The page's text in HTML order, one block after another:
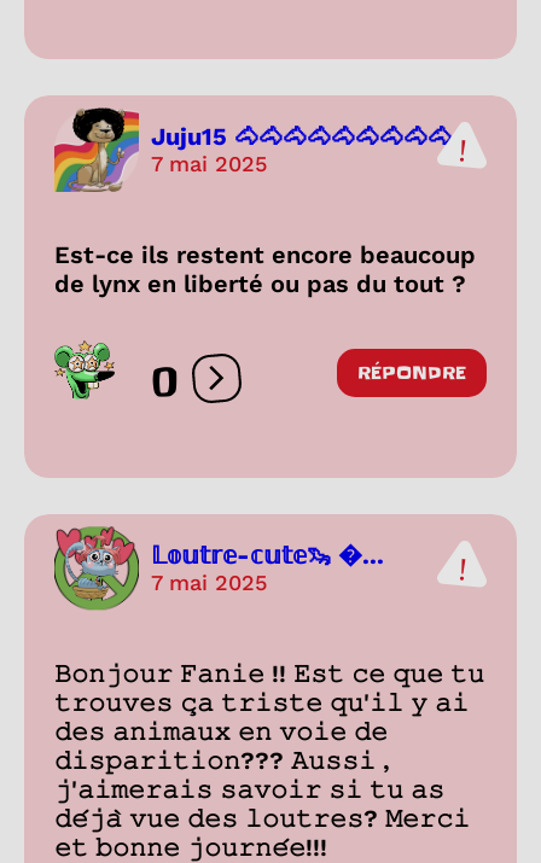
Juju15 🐴🐴🐴🐴🐴🐴🐴🐴🐴...
7 mai 2025
Est-ce ils restent encore beaucoup
de lynx en liberté ou pas du tout ?
0 Ouvrir les réactions
RÉPONDRE
𝕃𝕠𝕦𝕥𝕣𝕖-𝕔𝕦𝕥𝕖🦦 ...
7 mai 2025
𝙱𝚘𝚗𝚓𝚘𝚞𝚛 𝙵𝚊𝚗𝚒𝚎 !! 𝙴𝚜𝚝 𝚌𝚎 𝚚𝚞𝚎 𝚝𝚞
𝚝𝚛𝚘𝚞𝚟𝚎𝚜 𝚌̧𝚊 𝚝𝚛𝚒𝚜𝚝𝚎 𝚚𝚞'𝚒𝚕 𝚢 𝚊𝚒
𝚍𝚎𝚜 𝚊𝚗𝚒𝚖𝚊𝚞𝚡 𝚎𝚗 𝚟𝚘𝚒𝚎 𝚍𝚎
𝚍𝚒𝚜𝚙𝚊𝚛𝚒𝚝𝚒𝚘𝚗??? 𝙰𝚞𝚜𝚜𝚒 ,
𝚓'𝚊𝚒𝚖𝚎𝚛𝚊𝚒𝚜 𝚜𝚊𝚟𝚘𝚒𝚛 𝚜𝚒 𝚝𝚞 𝚊𝚜
𝚍𝚎́𝚓𝚊̀ 𝚟𝚞𝚎 𝚍𝚎𝚜 𝚕𝚘𝚞𝚝𝚛𝚎𝚜? 𝙼𝚎𝚛𝚌𝚒
𝚎𝚝 𝚋𝚘𝚗𝚗𝚎 𝚓𝚘𝚞𝚛𝚗𝚎́𝚎!!!